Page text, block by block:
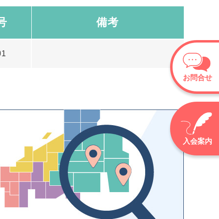
お問合せ
入会案内
備考